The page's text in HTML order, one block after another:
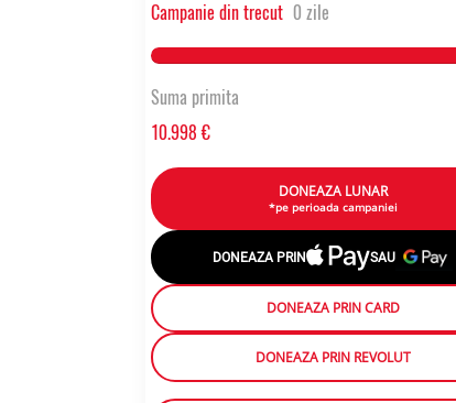
Campanie din trecut 0 zile
Suma primita
10.998 €
DONEAZA LUNAR
*pe perioada campaniei
DONEAZA PRIN SAU
DONEAZA PRIN CARD
DONEAZA PRIN REVOLUT